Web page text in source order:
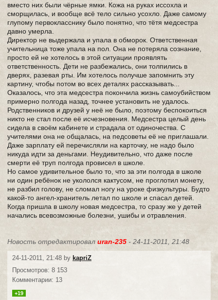
вместо них были чёрные ямки. Кожа на руках иссохла и
сморщилась, и вообще всё тело сильно усохло. Даже самому
глупому первокласснику было понятно, что тётя медсестра
давно умерла.
Директор не выдержала и упала в обморок. Ответственная
учительница тоже упала на пол. Она не потеряла сознание,
просто ей не хотелось в этой ситуации проявлять
ответственность. Дети не разбежались, они толпились в
дверях, разевая рты. Им хотелось получше запомнить эту
картину, чтобы потом во всех деталях рассказывать...
Оказалось, что эта медсестра покончила жизнь самоубийством
примерно полгода назад, точнее установить не удалось.
Родственников и друзей у неё не было, поэтому беспокоиться
никто не стал после её исчезновения. Медсестра целый день
сидела в своём кабинете и страдала от одиночества. С
учителями она не общалась, на педсоветы её не приглашали.
Даже зарплату ей перечисляли на карточку, не надо было
никуда идти за деньгами. Неудивительно, что даже после
смерти её труп полгода провисел в школе.
Но самое удивительное было то, что за эти полгода в школе
ни один ребёнок не укололся кактусом, не проглотил монету,
не разбил голову, не сломал ногу на уроке физкультуры. Будто
какой-то ангел-хранитель летал по школе и спасал детей.
Когда пришла в школу новая медсестра, то сразу же у детей
начались всевозможные болезни, ушибы и отравления.
Новость отредактировал uran-235 - 24-11-2011, 21:48
24-11-2011, 21:48 by kapriZ
Просмотров: 8 153
Комментарии: 13
+19